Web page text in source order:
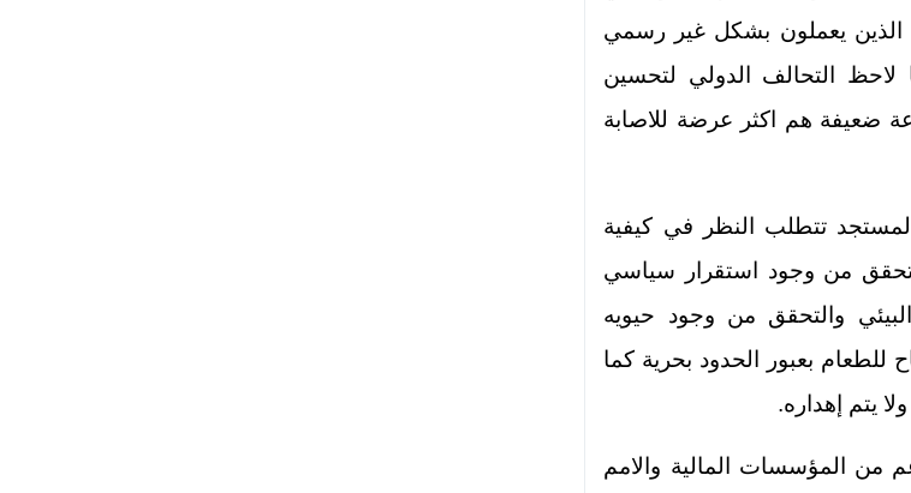
الذين يعملون بشكل غير رسمي
التحالف الدولي لتحسين
ضعيفة هم اكثر عرضة للاصابة
المستجد تتطلب النظر في كيفية
التحقق من وجود استقرار سياسي
والتحقق من وجود حيويه
للطعام بعبور الحدود بحرية كما
يتم إهداره.
2009 ان الحكومات- وبدعم من المؤسسات المالية والامم